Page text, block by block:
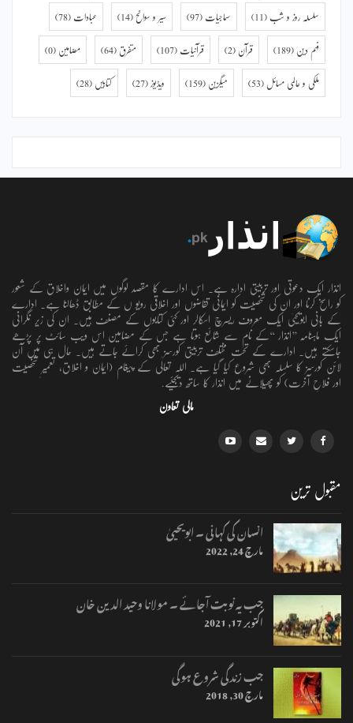
سلسلہ روز و شب (11) سماجیات (97) سیر و سوانح (14) عبادات (78)
فہم دین (189) قرآن (2) قرآنیات (107) متفرق (64) مضامین (0)
ملکی و عالمی مسائل (53) میگزین (159) ویڈیوز (27) کتابیں (28)
انذار ایک دعوتی اور تربیتی ادارہ ہے۔ اس ادارے کا مقصد لوگوں میں ایمان واخلاق کے شعور
کو راسخ کرنا اور ان کی شخصیت کو ایمانی تقاضوں اور اخلاقی رویو ں کے مطابق ڈھالنا ہے۔ ادارے
کے بانی ابویحییٰ ایک معروف ریسرچ اسکالر اور کئی کتابوں کے مصنف ہیں۔ ان کی زیر نگرانی
ایک ماہنامہ ’’انذار ‘‘کے نام سے شائع ہوتا ہے جس کے مضامین اس ویب سائٹ پر پڑھے
جاسکتے ہیں۔ ادارے کے تحت مختلف تربیتی کورسز بھی کرائے جاتے ہیں۔ حال ہی میں آن
لائن کورسز کا سلسلہ بھی شروع کیا گیا ہے۔ اللہ تعالٰی کے پیغام (ایمان و اخلاق، تعمیرِ شخصیت
اور فلاحِ آخرت) کو پھیلانے میں انذار کا ساتھ دیجئیے.
مالی تعاون
مقبول ترین
انسان کی کہانی ۔ ابویحییٰ
مارچ 24, 2022
جب یہ نوبت آجائے ۔ مولانا وحید الدین خان
اکتوبر 17, 2021
جب زندگی شروع ہوگی
مارچ 30, 2018